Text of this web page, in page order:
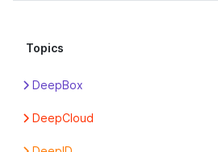
Topics
DeepBox
DeepCloud